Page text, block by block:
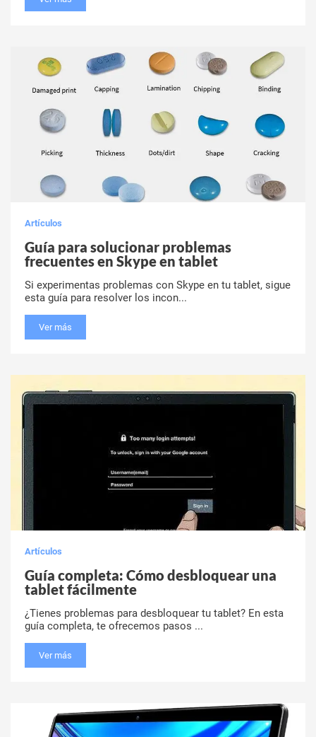
Artículos
Guía para solucionar problemas
frecuentes en Skype en tablet
Si experimentas problemas con Skype en tu tablet, sigue
esta guía para resolver los incon...
Ver más
Artículos
Guía completa: Cómo desbloquear una
tablet fácilmente
¿Tienes problemas para desbloquear tu tablet? En esta
guía completa, te ofrecemos pasos ...
Ver más